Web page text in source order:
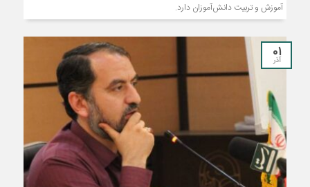
آموزش و تربیت دانش‌آموزان دارد.
01
آذر